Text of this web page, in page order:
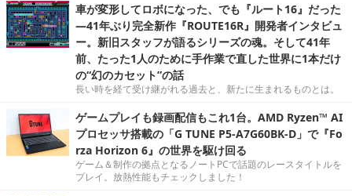
車が変形してロボになった、でも『ルート16』だった
―41年ぶり完全新作『ROUTE16R』開発者インタビュ
ー。新旧スタッフが語るシリーズの魂。そして41年
前、たった1人のために手作業で直した世界に1本だけ
の“幻のカセット”の話
長い時を経て受け継がれる過去と、新たに生まれるものとは。
ゲームプレイも録画配信もこれ1台。AMD Ryzen™ AI
プロセッサ搭載の「G TUNE P5-A7G60BK-D」で『Fo
rza Horizon 6』の世界を駆け回る
ゲーム＆制作の拠点となるノートPCで話題のレースタイトルを
プレイ。放熱性能もチェックしました！